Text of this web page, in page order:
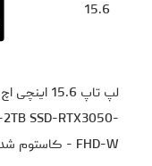
15.6
SSD-RTX3050-
FHD-W - کاستوم شده